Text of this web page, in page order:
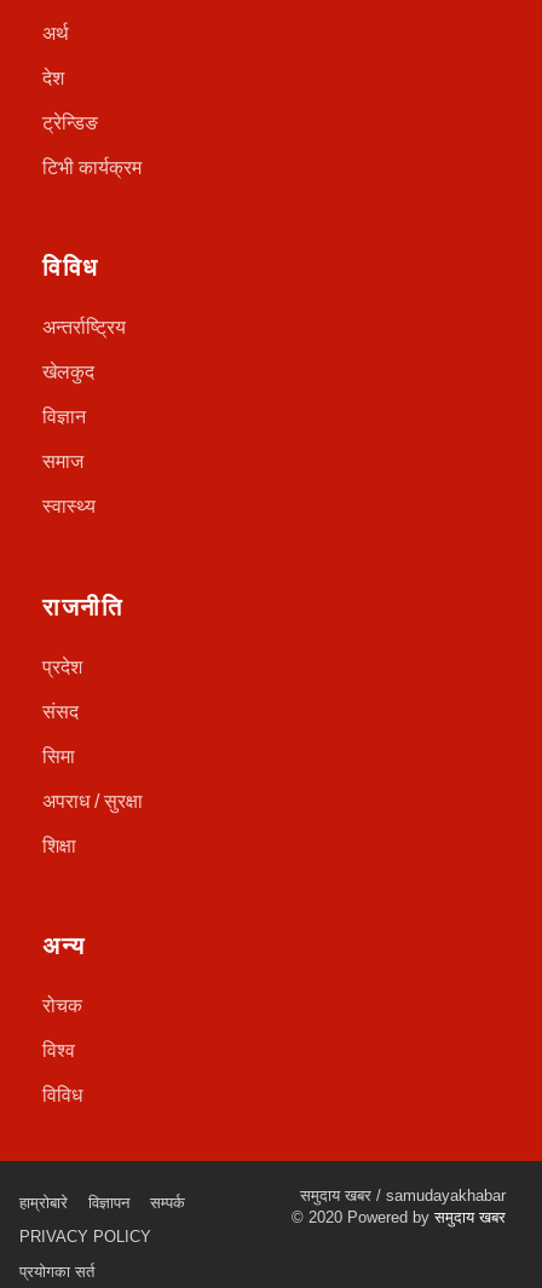
अर्थ
देश
ट्रेन्डिङ
टिभी कार्यक्रम
विविध
अन्तर्राष्ट्रिय
खेलकुद
विज्ञान
समाज
स्वास्थ्य
राजनीति
प्रदेश
संसद
सिमा
अपराध / सुरक्षा
शिक्षा
अन्य
रोचक
विश्व
विविध
हाम्रोबारे विज्ञापन
सम्पर्क
PRIVACY POLICY
प्रयोगका सर्त
समुदाय खबर / samudayakhabar
© 2020 Powered byसमुदाय खबर